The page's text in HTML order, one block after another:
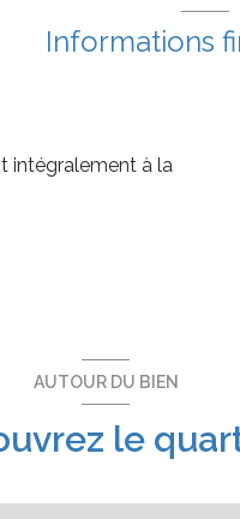
Informations
intégralement à la
AUTOUR DU BIEN
le